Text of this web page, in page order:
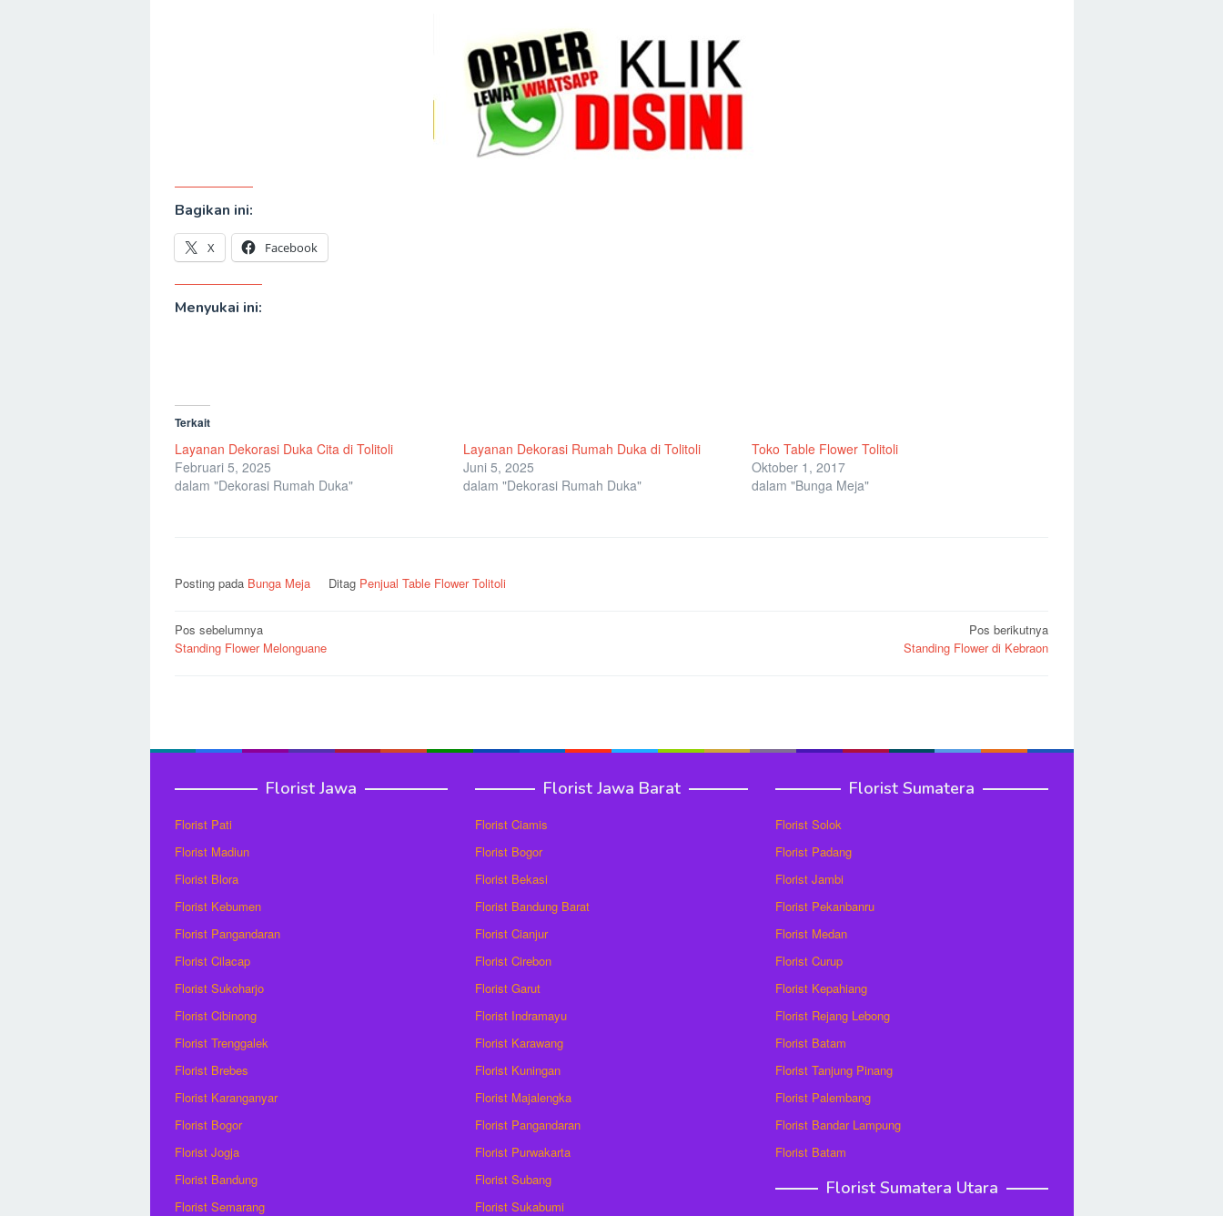
Bagikan ini:
X Facebook
Menyukai ini:
Terkait
Layanan Dekorasi Duka Cita di Tolitoli
Februari 5, 2025
dalam "Dekorasi Rumah Duka"
Layanan Dekorasi Rumah Duka di Tolitoli
Juni 5, 2025
dalam "Dekorasi Rumah Duka"
Toko Table Flower Tolitoli
Oktober 1, 2017
dalam "Bunga Meja"
Posting pada Bunga Meja Ditag Penjual Table Flower Tolitoli
Navigasi
pos
Pos sebelumnya
Standing Flower Melonguane
Pos berikutnya
Standing Flower di Kebraon
Florist Jawa
Florist Pati
Florist Madiun
Florist Blora
Florist Kebumen
Florist Pangandaran
Florist Cilacap
Florist Sukoharjo
Florist Cibinong
Florist Trenggalek
Florist Brebes
Florist Karanganyar
Florist Bogor
Florist Jogja
Florist Bandung
Florist Semarang
Florist Jawa Barat
Florist Ciamis
Florist Bogor
Florist Bekasi
Florist Bandung Barat
Florist Cianjur
Florist Cirebon
Florist Garut
Florist Indramayu
Florist Karawang
Florist Kuningan
Florist Majalengka
Florist Pangandaran
Florist Purwakarta
Florist Subang
Florist Sukabumi
Florist Sumatera
Florist Solok
Florist Padang
Florist Jambi
Florist Pekanbanru
Florist Medan
Florist Curup
Florist Kepahiang
Florist Rejang Lebong
Florist Batam
Florist Tanjung Pinang
Florist Palembang
Florist Bandar Lampung
Florist Batam
Florist Sumatera Utara